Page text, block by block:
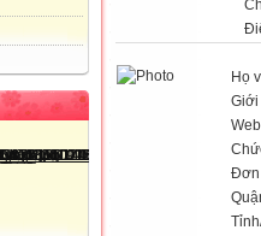
Họ
Giới
Đơn